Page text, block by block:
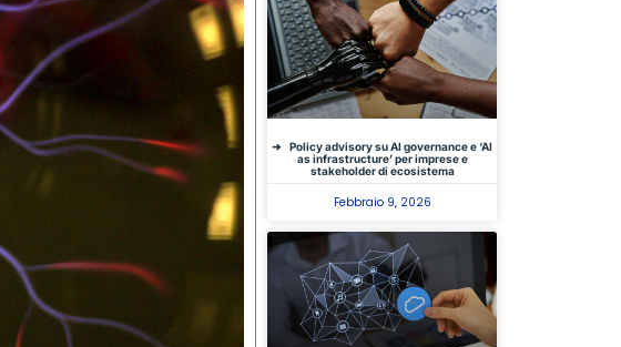
Policy advisory su AI governance e ‘AI
as infrastructure’ per imprese e
stakeholder di ecosistema
Febbraio 9, 2026